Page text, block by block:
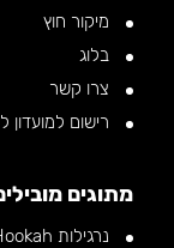
מיקור חוץ
בלוג
צרו קשר
רישום למועדון
מתוגים
נרגילות Alpha Hookah